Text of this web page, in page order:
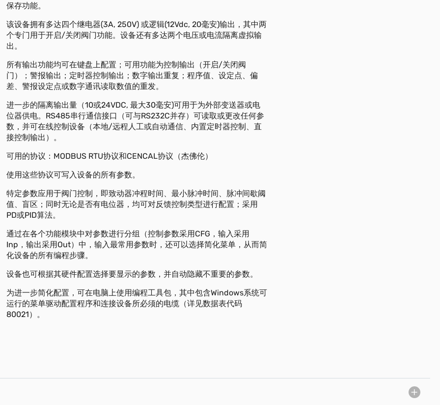
保存功能。
该设备拥有多达四个继电器(3A, 250V) 或逻辑(12Vdc, 20毫安)输出，其中两
个专门用于开启/关闭阀门功能。设备还有多达两个电压或电流隔离虚拟输
出。
所有输出功能均可在键盘上配置；可用功能为控制输出（开启/关闭阀
门）；警报输出；定时器控制输出；数字输出重复；程序值、设定点、偏
差、警报设定点或数字通讯读取数值的重发。
进一步的隔离输出量（10或24VDC, 最大30毫安)可用于为外部变送器或电
位器供电。RS485串行通信接口（可与RS232C并存）可读取或更改任何参
数，并可在线控制设备（本地/远程人工或自动通信、内置定时器控制、直
接控制输出）。
可用的协议：MODBUS RTU协议和CENCAL协议（杰佛伦）
使用这些协议可写入设备的所有参数。
特定参数应用于阀门控制，即致动器冲程时间、最小脉冲时间、脉冲间歇阈
值、盲区；同时无论是否有电位器，均可对反馈控制类型进行配置；采用
PD或PID算法。
通过在各个功能模块中对参数进行分组（控制参数采用CFG，输入采用
Inp，输出采用Out）中，输入最常用参数时，还可以选择简化菜单，从而简
化设备的所有编程步骤。
设备也可根据其硬件配置选择要显示的参数，并自动隐藏不重要的参数。
为进一步简化配置，可在电脑上使用编程工具包，其中包含Windows系统可
运行的菜单驱动配置程序和连接设备所必须的电缆（详见数据表代码
80021）。